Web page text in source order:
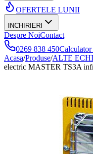
OFERTELE LUNII
INCHIRIERI
Despre NoiContact
0269 838 450Calculator
Acasa/Produse/ALTE
electric MASTER TS3A